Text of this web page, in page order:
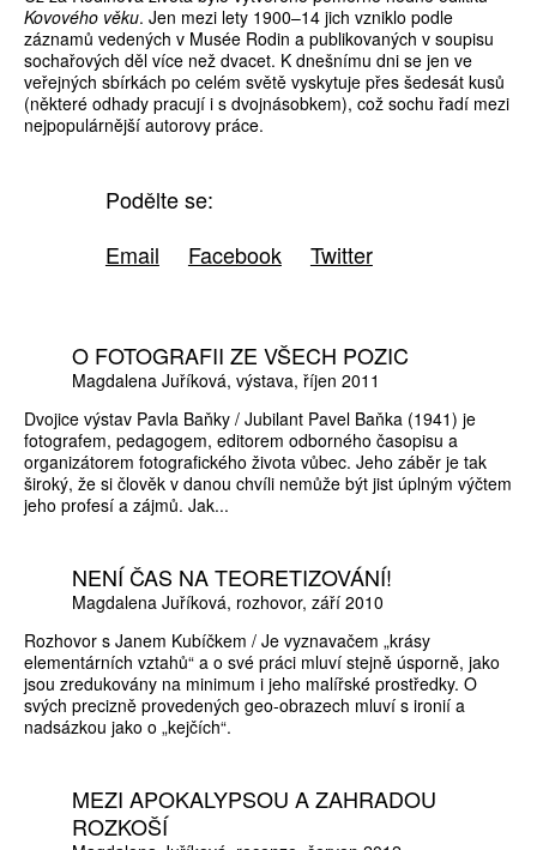
Kovového věku. Jen mezi lety 1900–14 jich vzniklo podle
záznamů vedených v Musée Rodin a publikovaných v soupisu
sochařových děl více než dvacet. K dnešnímu dni se jen ve
veřejných sbírkách po celém světě vyskytuje přes šedesát kusů
(některé odhady pracují i s dvojnásobkem), což sochu řadí mezi
nejpopulárnější autorovy práce.
Podělte se:
Email
Facebook Twitter
O FOTOGRAFII ZE VŠECH POZIC
Magdalena Juříková výstava říjen 2011
Dvojice výstav Pavla Baňky / Jubilant Pavel Baňka (1941) je
fotografem, pedagogem, editorem odborného časopisu a
organizátorem fotografického života vůbec. Jeho záběr je tak
široký, že si člověk v danou chvíli nemůže být jist úplným výčtem
jeho profesí a zájmů. Jak...
NENÍ ČAS NA TEORETIZOVÁNÍ!
Magdalena Juříková rozhovor září 2010
Rozhovor s Janem Kubíčkem / Je vyznavačem „krásy
elementárních vztahů“ a o své práci mluví stejně úsporně, jako
jsou zredukovány na minimum i jeho malířské prostředky. O
svých precizně provedených geo-obrazech mluví s ironií a
nadsázkou jako o „kejčích“.
MEZI APOKALYPSOU A ZAHRADOU
ROZKOŠÍ